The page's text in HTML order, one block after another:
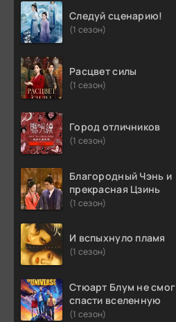
Следуй сценарию!
(1 сезон)
Расцвет силы
(1 сезон)
Город отличников
(1 сезон)
Благородный Чэнь и
прекрасная Цзинь
(1 сезон)
И вспыхнуло пламя
(1 сезон)
Стюарт Блум не смог
спасти вселенную
(1 сезон)